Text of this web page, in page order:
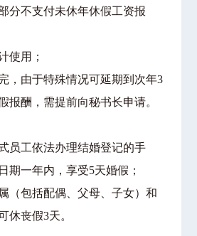
分不支付未休年休假工资报
使用；
，由于特殊情况可延期到次年3
报酬，需提前向秘书长申请。
员工依法办理结婚登记的手
期一年内，享受5天婚假；
（包括配偶、父母、子女）和
休丧假3天。